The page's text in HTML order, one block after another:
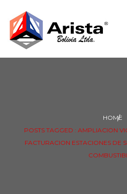
HOME
POSTS TAGGED : AMPLIACION
FACTURACION ESTACIONES DE